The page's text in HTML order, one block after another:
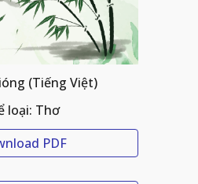
(Tiếng Việt)
loại: Thơ
PDF